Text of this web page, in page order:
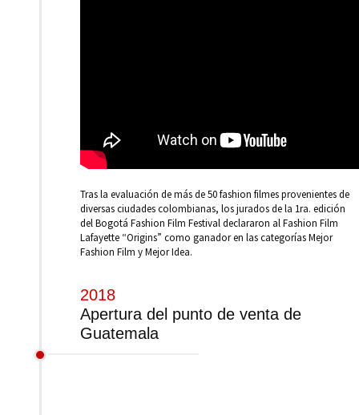
Tras la evaluación de más de 50 fashion filmes provenientes de
diversas ciudades colombianas, los jurados de la 1ra. edición
del Bogotá Fashion Film Festival declararon al Fashion Film
Lafayette “Origins” como ganador en las categorías Mejor
Fashion Film y Mejor Idea.
2018
Apertura del punto de venta de
Guatemala